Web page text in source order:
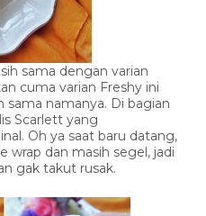
sama dengan varian
cuma varian Freshy ini
sama namanya. Di bagian
Scarlett yang
Oh ya saat baru datang,
wrap dan masih segel, jadi
gak takut rusak.